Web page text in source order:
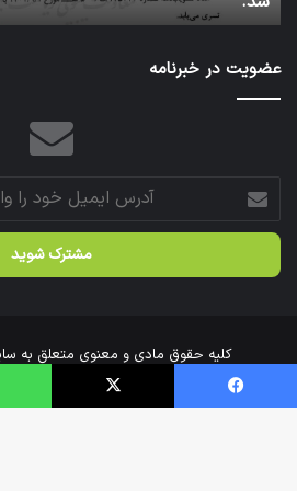
عازم
عضویت در خبرنامه
آدرس
ایمیل
خود
وارد
کلیه حقوق مادی و معنوی متعلق به
خانه
فیس بوک X واتس آپ